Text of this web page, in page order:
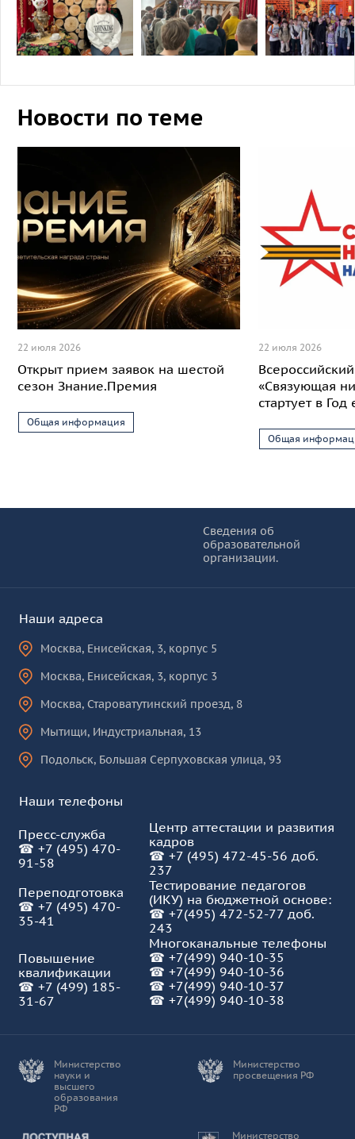
Новости по теме
22 июля 2026
Открыт прием заявок на шестой
сезон Знание.Премия
Общая информация
22 июля 2026
«Связующая
стартует в Год
Общая
Сведения об
образовательной
организации.
Наши адреса
Москва, Енисейская, 3, корпус 5
Москва, Енисейская, 3, корпус 3
Москва, Староватутинский проезд, 8
Мытищи, Индустриальная, 13
Подольск, Большая Серпуховская улица, 93
Наши телефоны
Пресс-служба
☎ +7 (495) 470-
91-58
Центр аттестации и развития
кадров
☎ +7 (495) 472-45-56 доб.
237
Переподготовка
☎ +7 (495) 470-
35-41
Тестирование педагогов
(ИКУ) на бюджетной основе:
☎ +7(495) 472-52-77 доб.
243
Многоканальные телефоны
☎ +7(499) 940-10-35
☎ +7(499) 940-10-36
☎ +7(499) 940-10-37
☎ +7(499) 940-10-38
Повышение
квалификации
☎ +7 (499) 185-
31-67
Министерство
науки и
высшего
образования
РФ
Министерство
просвещения РФ
Министерство
Доступная среда